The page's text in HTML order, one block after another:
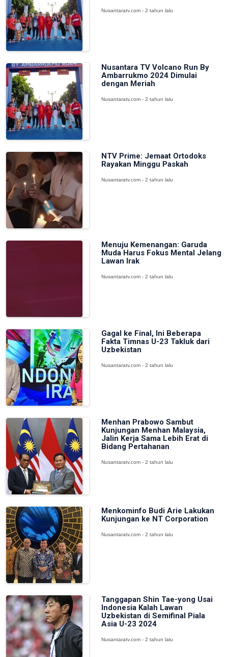
Nusantaratv.com - 2 tahun lalu
Nusantara TV Volcano Run By
Ambarrukmo 2024 Dimulai
dengan Meriah
Nusantaratv.com - 2 tahun lalu
NTV Prime: Jemaat Ortodoks
Rayakan Minggu Paskah
Nusantaratv.com - 2 tahun lalu
Menuju Kemenangan: Garuda
Muda Harus Fokus Mental Jelang
Lawan Irak
Nusantaratv.com - 2 tahun lalu
Gagal ke Final, Ini Beberapa
Fakta Timnas U-23 Takluk dari
Uzbekistan
Nusantaratv.com - 2 tahun lalu
Menhan Prabowo Sambut
Kunjungan Menhan Malaysia,
Jalin Kerja Sama Lebih Erat di
Bidang Pertahanan
Nusantaratv.com - 2 tahun lalu
Menkominfo Budi Arie Lakukan
Kunjungan ke NT Corporation
Nusantaratv.com - 2 tahun lalu
Tanggapan Shin Tae-yong Usai
Indonesia Kalah Lawan
Uzbekistan di Semifinal Piala
Asia U-23 2024
Nusantaratv.com - 2 tahun lalu